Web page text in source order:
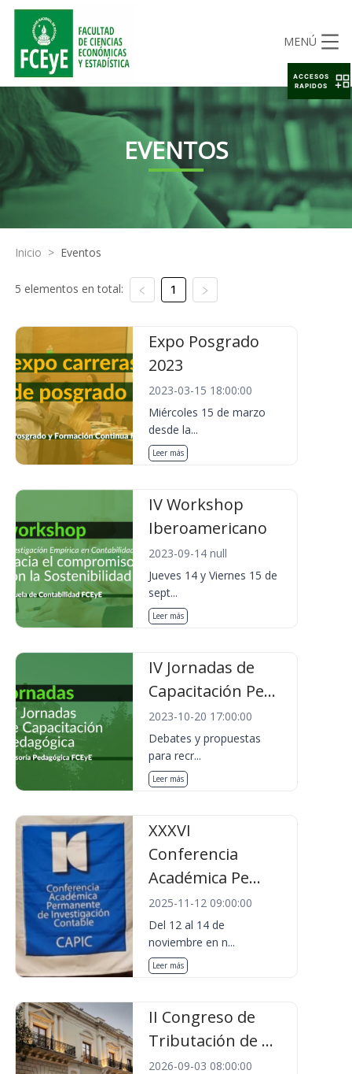
MENÚ
EVENTOS
Inicio > Eventos
5 elementos en total: 1
Expo Posgrado
2023
2023-03-15 18:00:00
Miércoles 15 de marzo
desde la...
Leer más
IV Workshop
Iberoamericano
2023-09-14 null
Jueves 14 y Viernes 15 de
sept...
Leer más
IV Jornadas de
Capacitación Pe...
2023-10-20 17:00:00
Debates y propuestas
para recr...
Leer más
XXXVI
Conferencia
Académica Pe...
2025-11-12 09:00:00
Del 12 al 14 de
noviembre en n...
Leer más
II Congreso de
Tributación de ...
2026-09-03 08:00:00
ACCESOS
RAPIDOS